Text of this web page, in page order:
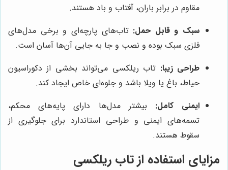
مقاوم در برابر باران، آفتاب و باد هستند.
سبک و قابل حمل: تاب‌های پارچه‌ای و برخی مدل‌های
فلزی سبک بوده و نصب و جا به جایی آن‌ها آسان است.
طراحی زیبا: تاب ریلکسی می‌تواند بخشی از دکوراسیون
حیاط، باغ یا ویلا باشد و جلوه‌ای خاص ایجاد کند.
ایمنی کامل: بیشتر مدل‌ها دارای پایه‌های محکم،
تسمه‌های ایمنی و طراحی استاندارد برای جلوگیری از
سقوط هستند.
مزایای استفاده از تاب ریلکسی